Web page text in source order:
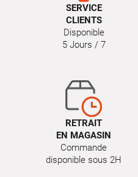
SERVICE
CLIENTS
Disponible
5 Jours / 7
RETRAIT
EN MAGASIN
Commande
disponible sous 2H